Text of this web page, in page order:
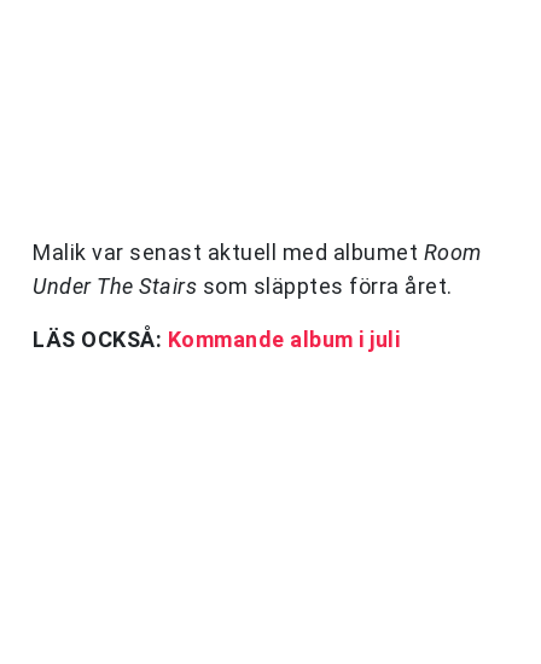
Malik var senast aktuell med albumet Room
Under The Stairs som släpptes förra året.
LÄS OCKSÅ: Kommande album i juli